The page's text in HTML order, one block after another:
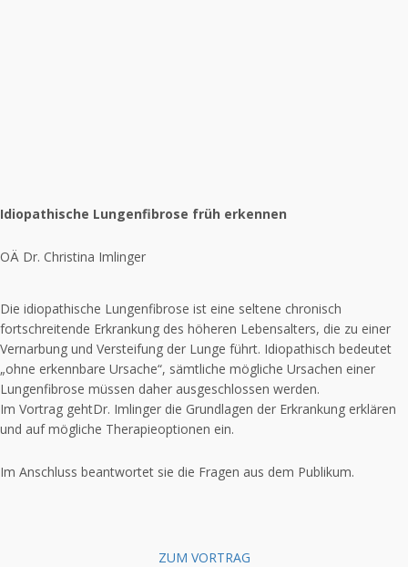
Idiopathische Lungenfibrose früh erkennen
OÄ Dr. Christina Imlinger
Die idiopathische Lungenfibrose ist eine seltene chronisch
fortschreitende Erkrankung des höheren Lebensalters, die zu einer
Vernarbung und Versteifung der Lunge führt. Idiopathisch bedeutet
„ohne erkennbare Ursache“, sämtliche mögliche Ursachen einer
Lungenfibrose müssen daher ausgeschlossen werden.
Im Vortrag gehtDr. Imlinger die Grundlagen der Erkrankung erklären
und auf mögliche Therapieoptionen ein.
Im Anschluss beantwortet sie die Fragen aus dem Publikum.
ZUM VORTRAG